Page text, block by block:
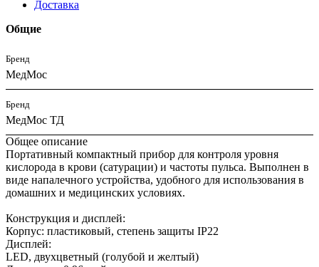
Доставка
Общие
Бренд
МедМос
Бренд
МедМос ТД
Общее описание
Портативный компактный прибор для контроля уровня
кислорода в крови (сатурации) и частоты пульса. Выполнен в
виде напалечного устройства, удобного для использования в
домашних и медицинских условиях.
Конструкция и дисплей:
Корпус: пластиковый, степень защиты IP22
Дисплей:
LED, двухцветный (голубой и желтый)